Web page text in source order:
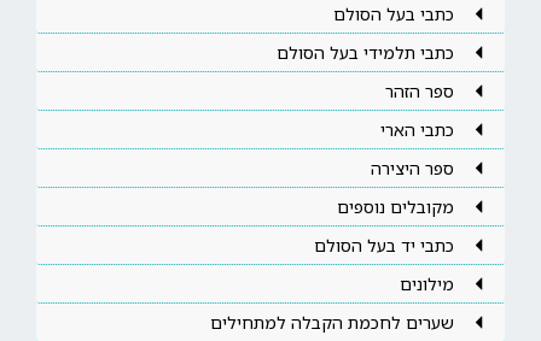
כתבי בעל הסולם
כתבי תלמידי בעל הסולם
ספר הזהר
כתבי הארי
ספר היצירה
מקובלים נוספים
כתבי יד בעל הסולם
מילונים
שערים לחכמת הקבלה למתחילים